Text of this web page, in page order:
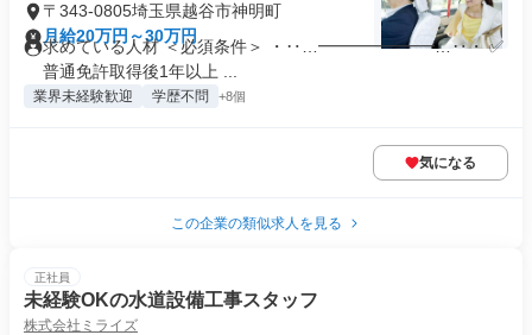
〒343-0805埼玉県越谷市神明町
月給20万円～30万円
求めている人材 ＜必須条件＞ ・‥…━━━━━━━…‥・ ✅
普通免許取得後1年以上 ...
業界未経験歓迎 学歴不問 +8個
気になる
この企業の類似求人を見る
正社員
未経験OKの水道設備工事スタッフ
株式会社ミライズ